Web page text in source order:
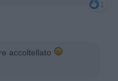
1
accoltellato